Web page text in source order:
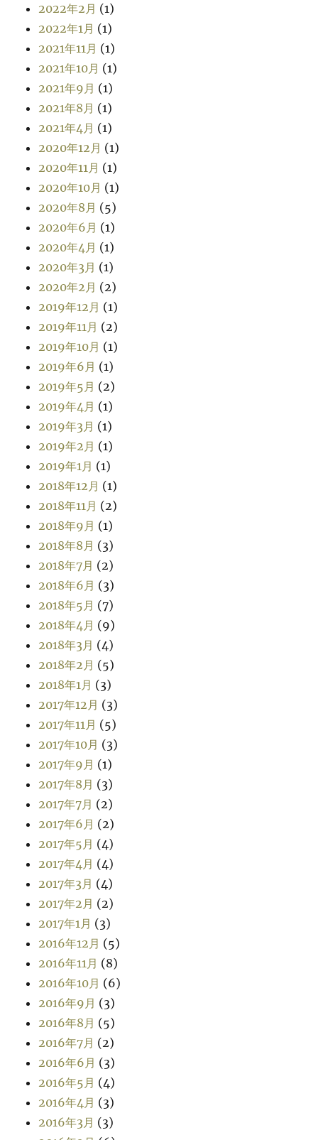
2022年2月 (1)
2022年1月 (1)
2021年11月 (1)
2021年10月 (1)
2021年9月 (1)
2021年8月 (1)
2021年4月 (1)
2020年12月 (1)
2020年11月 (1)
2020年10月 (1)
2020年8月 (5)
2020年6月 (1)
2020年4月 (1)
2020年3月 (1)
2020年2月 (2)
2019年12月 (1)
2019年11月 (2)
2019年10月 (1)
2019年6月 (1)
2019年5月 (2)
2019年4月 (1)
2019年3月 (1)
2019年2月 (1)
2019年1月 (1)
2018年12月 (1)
2018年11月 (2)
2018年9月 (1)
2018年8月 (3)
2018年7月 (2)
2018年6月 (3)
2018年5月 (7)
2018年4月 (9)
2018年3月 (4)
2018年2月 (5)
2018年1月 (3)
2017年12月 (3)
2017年11月 (5)
2017年10月 (3)
2017年9月 (1)
2017年8月 (3)
2017年7月 (2)
2017年6月 (2)
2017年5月 (4)
2017年4月 (4)
2017年3月 (4)
2017年2月 (2)
2017年1月 (3)
2016年12月 (5)
2016年11月 (8)
2016年10月 (6)
2016年9月 (3)
2016年8月 (5)
2016年7月 (2)
2016年6月 (3)
2016年5月 (4)
2016年4月 (3)
2016年3月 (3)